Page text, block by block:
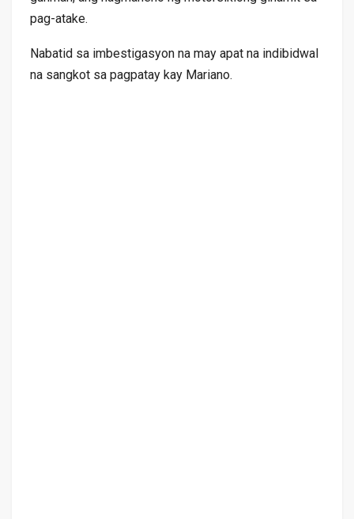
pag-atake.
Nabatid sa imbestigasyon na may apat na indibidwal
na sangkot sa pagpatay kay Mariano.